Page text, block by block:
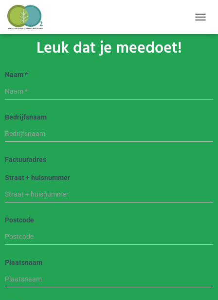
Leuk dat je meedoet!
Naam*
Bedrijfsnaam
Factuuradres
Straat + huisnummer
Postcode
Plaatsnaam